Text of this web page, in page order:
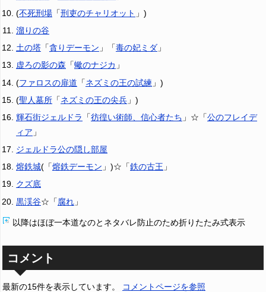
(不死刑場 「刑吏のチャリオット 」)
溜りの谷
土の塔 「貪りデーモン 」「毒の妃ミダ 」
虚ろの影の森 「蠍のナジカ 」
(ファロスの扉道 「ネズミの王の試練 」)
(聖人墓所 「ネズミの王の尖兵 」)
輝石街ジェルドラ
「彷徨い術師、信心者たち 」☆「公のフレイデ
ィア 」
ジェルドラ公の隠し部屋
熔鉄城(「熔鉄デーモン 」)☆「鉄の古王 」
クズ底
黒渓谷☆「腐れ 」
以降はほぼ一本道なのとネタバレ防止のため折りたたみ式表示
コメント
最新の15件を表示しています。 コメントページを参照